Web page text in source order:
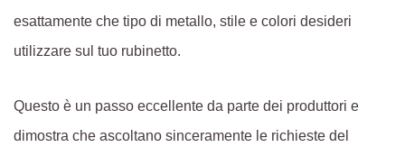
esattamente che tipo di metallo, stile e colori desideri
utilizzare sul tuo rubinetto.
Questo è un passo eccellente da parte dei produttori e
dimostra che ascoltano sinceramente le richieste del